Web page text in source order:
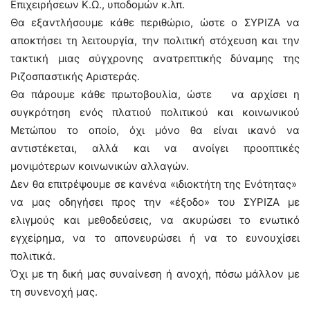
Επιχειρήσεων Κ.Ω., υποδομών κ.λπ.
Θα εξαντλήσουμε κάθε περιθώριο, ώστε ο ΣΥΡΙΖΑ να
αποκτήσει τη λειτουργία, την πολιτική στόχευση και την
τακτική μιας σύγχρονης ανατρεπτικής δύναμης της
Ριζοσπαστικής Αριστεράς.
Θα πάρουμε κάθε πρωτοβουλία, ώστε να αρχίσει η
συγκρότηση ενός πλατιού πολιτικού και κοινωνικού
Μετώπου το οποίο, όχι μόνο θα είναι ικανό να
αντιστέκεται, αλλά και να ανοίγει προοπτικές
μονιμότερων κοινωνικών αλλαγών.
Δεν θα επιτρέψουμε σε κανένα «ιδιοκτήτη της Ενότητας»
να μας οδηγήσει προς την «έξοδο» του ΣΥΡΙΖΑ με
ελιγμούς και μεθοδεύσεις, να ακυρώσει το ενωτικό
εγχείρημα, να το απονευρώσει ή να το ευνουχίσει
πολιτικά.
Όχι με τη δική μας συναίνεση ή ανοχή, πόσω μάλλον με
τη συνενοχή μας.